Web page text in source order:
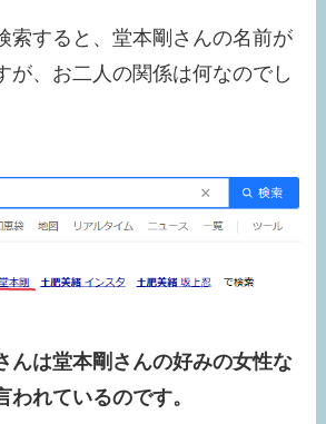
索すると、堂本剛さんの名前が
が、お二人の関係は何なのでし
んは堂本剛さんの好みの女性な
われているのです。